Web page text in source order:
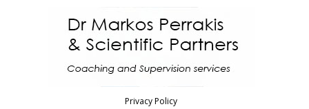
Privacy Policy